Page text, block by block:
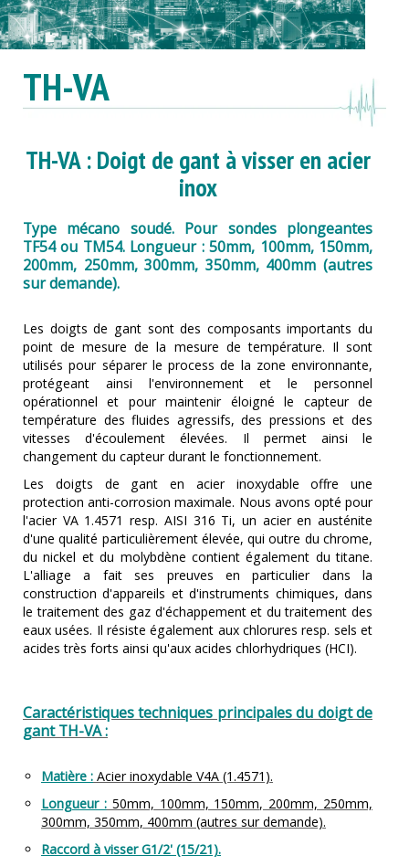
TH-VA
TH-VA : Doigt de gant à visser en acier
inox
Type mécano soudé. Pour sondes plongeantes
TF54 ou TM54. Longueur : 50mm, 100mm, 150mm,
200mm, 250mm, 300mm, 350mm, 400mm (autres
sur demande).
Les doigts de gant sont des composants importants du
point de mesure de la mesure de température. Il sont
utilisés pour séparer le process de la zone environnante,
protégeant ainsi l'environnement et le personnel
opérationnel et pour maintenir éloigné le capteur de
température des fluides agressifs, des pressions et des
vitesses d'écoulement élevées. Il permet ainsi le
changement du capteur durant le fonctionnement.
Les doigts de gant en acier inoxydable offre une
protection anti-corrosion maximale. Nous avons opté pour
l'acier VA 1.4571 resp. AISI 316 Ti, un acier en austénite
d'une qualité particulièrement élevée, qui outre du chrome,
du nickel et du molybdène contient également du titane.
L'alliage a fait ses preuves en particulier dans la
construction d'appareils et d'instruments chimiques, dans
le traitement des gaz d'échappement et du traitement des
eaux usées. Il résiste également aux chlorures resp. sels et
acides très forts ainsi qu'aux acides chlorhydriques (HCI).
Caractéristiques techniques principales du doigt de
gant TH-VA :
Matière : Acier inoxydable V4A (1.4571).
Longueur :50mm, 100mm, 150mm, 200mm, 250mm,
300mm, 350mm, 400mm (autres sur demande).
Raccord à visser G1/2' (15/21).